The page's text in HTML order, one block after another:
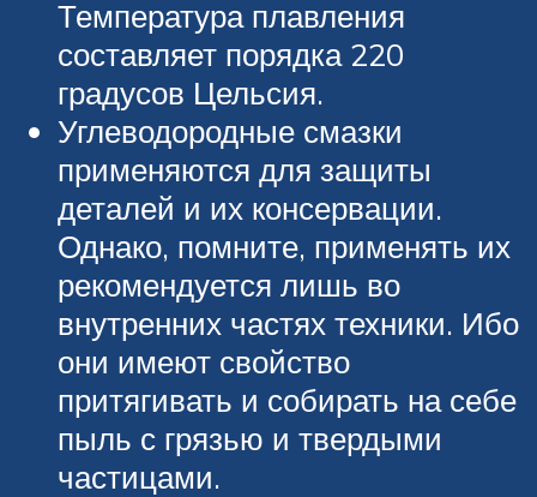
Температура плавления
составляет порядка 220
градусов Цельсия.
Углеводородные смазки
применяются для защиты
деталей и их консервации.
Однако, помните, применять их
рекомендуется лишь во
внутренних частях техники. Ибо
они имеют свойство
притягивать и собирать на себе
пыль с грязью и твердыми
частицами.